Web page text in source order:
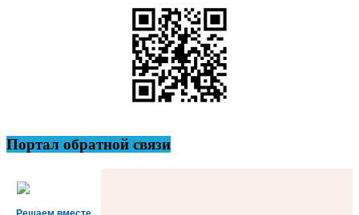
Портал обратной связи